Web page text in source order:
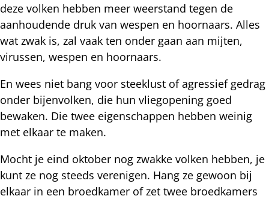
deze volken hebben meer weerstand tegen de
aanhoudende druk van wespen en hoornaars. Alles
wat zwak is, zal vaak ten onder gaan aan mijten,
virussen, wespen en hoornaars.
En wees niet bang voor steeklust of agressief gedrag
onder bijenvolken, die hun vliegopening goed
bewaken. Die twee eigenschappen hebben weinig
met elkaar te maken.
Mocht je eind oktober nog zwakke volken hebben, je
kunt ze nog steeds verenigen. Hang ze gewoon bij
elkaar in een broedkamer of zet twee broedkamers